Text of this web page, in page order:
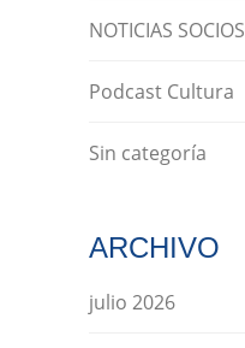
NOTICIAS SOCIOS
Podcast Cultura
Sin categoría
ARCHIVO
julio 2026